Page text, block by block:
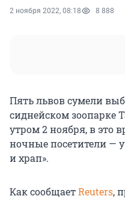
2 ноября 2022, 08:18 8 888
Пять львов сумели
сиднейском зоопарке
утром 2 ноября, в это
ночные посетители —
и храп».
Как сообщаетReuters,